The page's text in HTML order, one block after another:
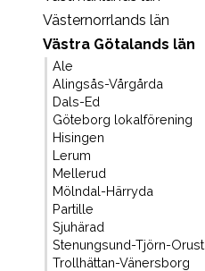
Västernorrlands län
Västra Götalands län
Ale
Alingsås-Vårgårda
Dals-Ed
Göteborg lokalförening
Hisingen
Lerum
Mellerud
Mölndal-Härryda
Partille
Sjuhärad
Stenungsund-Tjörn-Orust
Trollhättan-Vänersborg